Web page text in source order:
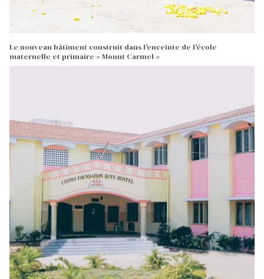
Le nouveau bâtiment construit dans l'enceinte de l'école
maternelle et primaire « Mount Carmel »